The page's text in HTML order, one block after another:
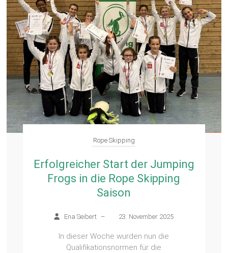
Rope Skipping
Erfolgreicher Start der Jumping
Frogs in die Rope Skipping
Saison
Ena Seibert – 23. November 2025
In dieser Woche wurden nun die
Qualifikationsnormen für die